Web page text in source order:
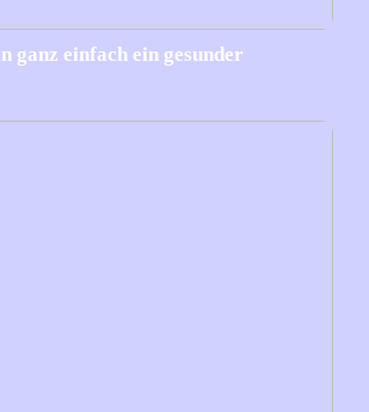
ganz einfach ein gesunder